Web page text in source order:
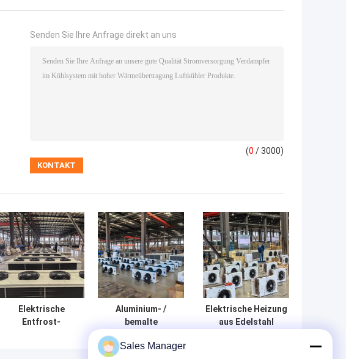
Senden Sie Ihre Anfrage direkt an uns
(0 / 3000)
Elektrische
Entfrost-
Aluminium- /
bemalte
Stampboard-
Kaltlager-
Elektrische Heizung
aus Edelstahl
Sales Manager